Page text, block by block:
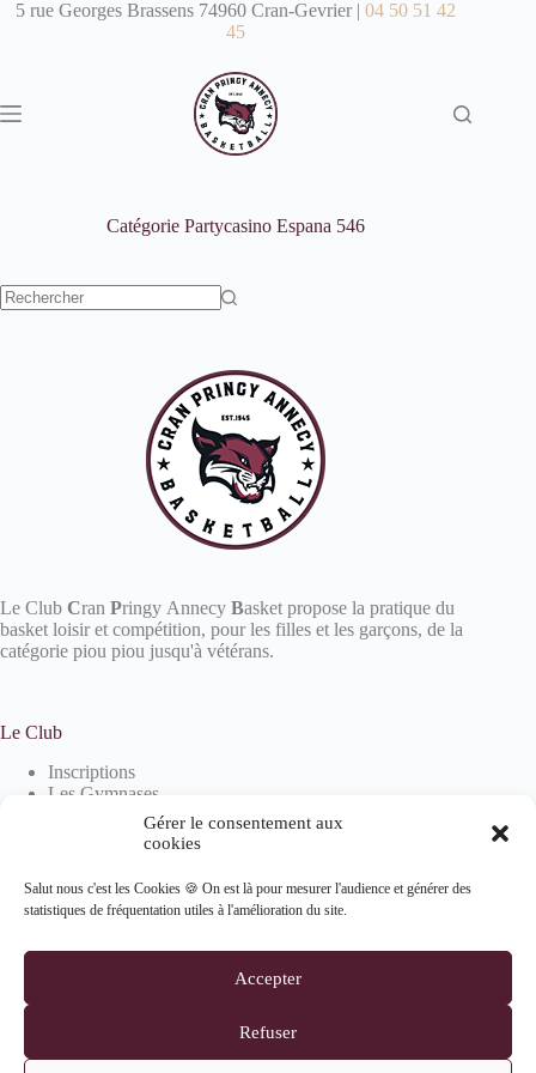
Gérer le consentement aux
cookies
Salut nous c'est les Cookies 🍪 On est là pour mesurer l'audience et générer des
statistiques de fréquentation utiles à l'amélioration du site.
Accepter
Refuser
Passer
5 rue Georges Brassens 74960 Cran-Gevrier |04 50 51 42
45
Catégorie Partycasino Espana 546
Le Club Cran Pringy Annecy Basket propose la pratique du
basket loisir et compétition, pour les filles et les garçons, de la
catégorie piou piou jusqu'à vétérans.
Le Club
Inscriptions
Les Gymnases
Devenir partenaire
Informations
Mentions Légales
Politique de confidentialité
Suivez-nous